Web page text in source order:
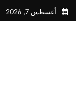
التجاوز
إلى
أغسطس 7, 2026